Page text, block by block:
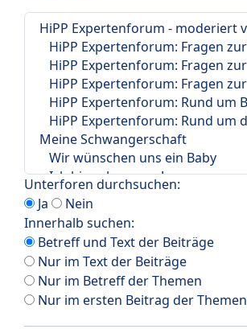
Unterforen durchsuchen:
Ja
Nein
Innerhalb suchen:
Betreff und Text der Beiträge
Nur im Text der Beiträge
Nur im Betreff der Themen
Nur im ersten Beitrag der Themen